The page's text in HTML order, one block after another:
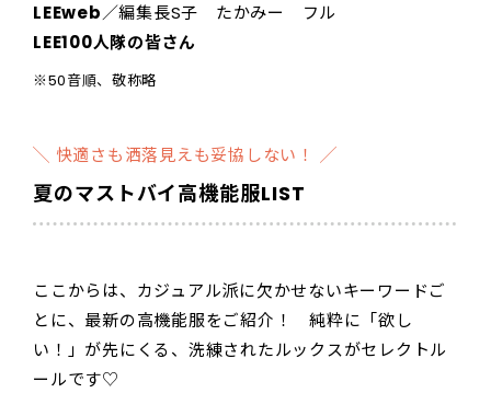
LEEweb／編集長S子 たかみー フル
LEE100人隊の皆さん
※50音順、敬称略
╲ 快適さも洒落見えも妥協しない！ ╱
夏のマストバイ高機能服LIST
ここからは、カジュアル派に欠かせないキーワードご
とに、最新の高機能服をご紹介！ 純粋に「欲し
い！」が先にくる、洗練されたルックスがセレクトル
ールです♡